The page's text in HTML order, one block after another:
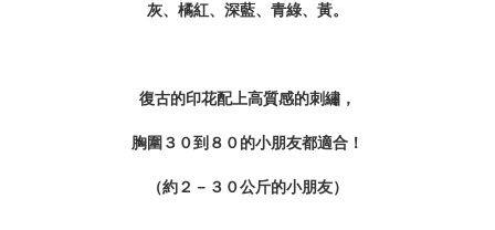
灰、橘紅、深藍、青綠、黃。
復古的印花配上高質感的刺繡，
胸圍３０到８０的小朋友都適合！
（約２－３０公斤的小朋友）